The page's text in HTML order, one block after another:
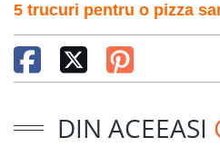
5 trucuri pentru o pizza
DIN ACEEASI